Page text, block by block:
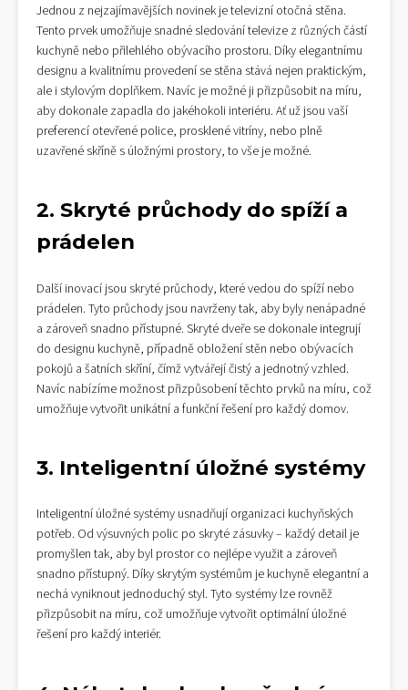
Jednou z nejzajímavějších novinek je televizní otočná stěna.
Tento prvek umožňuje snadné sledování televize z různých částí
kuchyně nebo přilehlého obývacího prostoru. Díky elegantnímu
designu a kvalitnímu provedení se stěna stává nejen praktickým,
ale i stylovým doplňkem. Navíc je možné ji přizpůsobit na míru,
aby dokonale zapadla do jakéhokoli interiéru. Ať už jsou vaší
preferencí otevřené police, prosklené vitríny, nebo plně
uzavřené skříně s úložnými prostory, to vše je možné.
2. Skryté průchody do spíží a
prádelen
Další inovací jsou skryté průchody, které vedou do spíží nebo
prádelen. Tyto průchody jsou navrženy tak, aby byly nenápadné
a zároveň snadno přístupné. Skryté dveře se dokonale integrují
do designu kuchyně, případně obložení stěn nebo obývacích
pokojů a šatních skříní, čímž vytvářejí čistý a jednotný vzhled.
Navíc nabízíme možnost přizpůsobení těchto prvků na míru, což
umožňuje vytvořit unikátní a funkční řešení pro každý domov.
3. Inteligentní úložné systémy
Inteligentní úložné systémy usnadňují organizaci kuchyňských
potřeb. Od výsuvných polic po skryté zásuvky – každý detail je
promyšlen tak, aby byl prostor co nejlépe využit a zároveň
snadno přístupný. Díky skrytým systémům je kuchyně elegantní a
nechá vyniknout jednoduchý styl. Tyto systémy lze rovněž
přizpůsobit na míru, což umožňuje vytvořit optimální úložné
řešení pro každý interiér.